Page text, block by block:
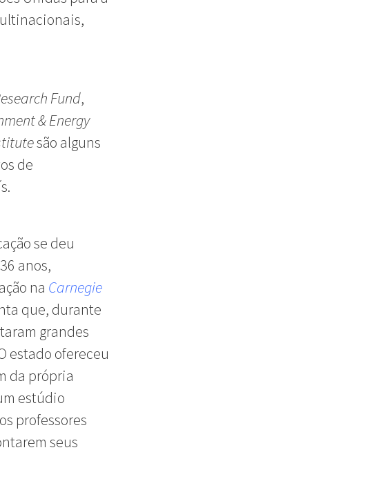
Fund,
& Energy
são alguns
de
se deu
anos,
na Carnegie
que, durante
grandes
estado ofereceu
da própria
estúdio
professores
seus